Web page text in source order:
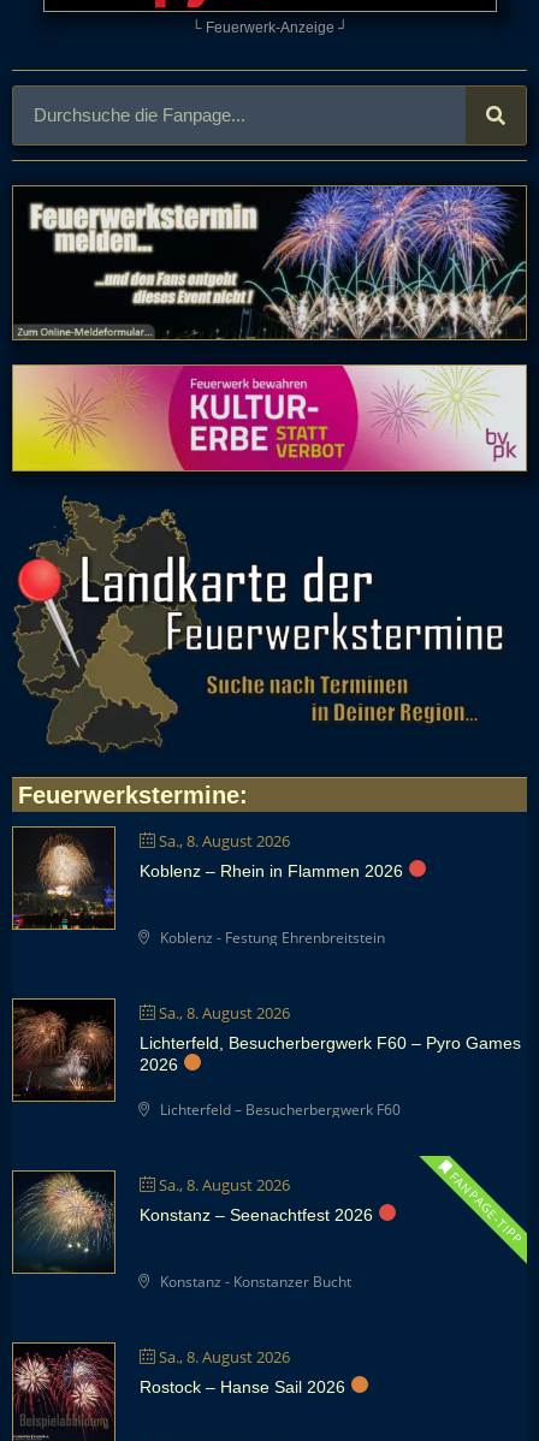
└ Feuerwerk-Anzeige ┘
Feuerwerkstermine:
Sa., 8. August 2026
Koblenz – Rhein in Flammen 2026
Koblenz - Festung Ehrenbreitstein
Sa., 8. August 2026
Lichterfeld, Besucherbergwerk F60 – Pyro Games
2026
Lichterfeld – Besucherbergwerk F60
Sa., 8. August 2026 FANPAGE-TIPP
Konstanz – Seenachtfest 2026
Konstanz - Konstanzer Bucht
Sa., 8. August 2026
Rostock – Hanse Sail 2026